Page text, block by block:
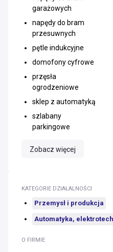
garażowych
napędy do bram
przesuwnych
pętle indukcyjne
domofony cyfrowe
przęsła
ogrodzeniowe
sklep z automatyką
szlabany
parkingowe
Zobacz więcej
O FIRMIE
KATEGORIE DZIAŁALNOŚCI
Przemysł i produkcja
Automatyka,